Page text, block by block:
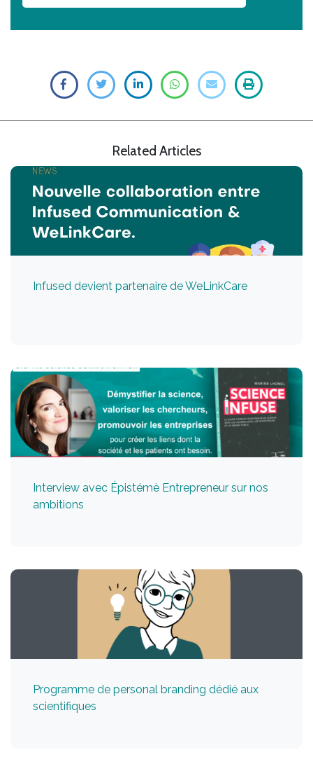
Related Articles
Infused devient partenaire de WeLinkCare
Interview avec Épistémè Entrepreneur sur nos
ambitions
Programme de personal branding dédié aux
scientifiques